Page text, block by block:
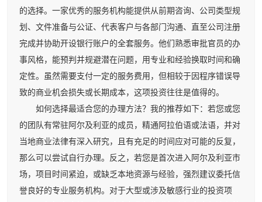
的选择。一家优秀的服务机构能提供从前期咨询、公司类型规
划、文件准备与公证、代表客户与各部门沟通、直至公司注册
完成并协助开设银行账户的全套服务。他们熟悉审批官员的办
事风格，能预判并规避潜在问题，用专业和经验换取时间和确
定性。虽然需要支付一定的服务费用，但相较于因程序错误导
致的商业机会损失或长期成本，这项投资往往是值得的。
如何选择最适合您的办理方法？我的推荐如下：若您或您
的团队有常驻阿尔及利亚的成员，精通阿拉伯语或法语，并对
当地商业法律有深入研究，且有充足的时间应对可能的反复，
那么可以尝试自行办理。反之，若您是首次进入阿尔及利亚市
场，项目时间紧迫，或缺乏本地资源与经验，强烈建议委托信
誉良好的专业服务机构。对于大型或涉及敏感行业的投资项